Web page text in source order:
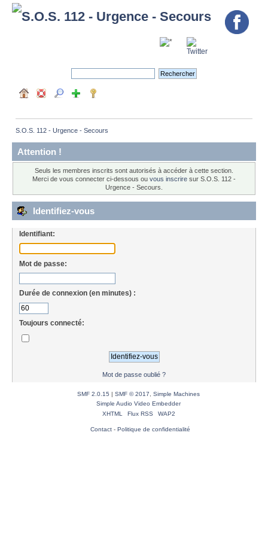
S.O.S. 112 - Urgence - Secours
Attention !
Seuls les membres inscrits sont autorisés à accéder à cette section.
Merci de vous connecter ci-dessous ou vous inscrire sur S.O.S. 112 -
Urgence - Secours.
Identifiez-vous
Identifiant:
Mot de passe:
Durée de connexion (en minutes) :
Toujours connecté:
Mot de passe oublié ?
SMF 2.0.15 | SMF © 2017
Simple Machines
Simple Audio Video Embedder
XHTML
Flux RSS WAP2
Contact- Politique de confidentialité